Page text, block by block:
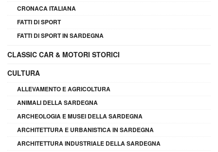
CRONACA ITALIANA
FATTI DI SPORT
FATTI DI SPORT IN SARDEGNA
CLASSIC CAR & MOTORI STORICI
CULTURA
ALLEVAMENTO E AGRICOLTURA
ANIMALI DELLA SARDEGNA
ARCHEOLOGIA E MUSEI DELLA SARDEGNA
ARCHITETTURA E URBANISTICA IN SARDEGNA
ARCHITETTURA INDUSTRIALE DELLA SARDEGNA